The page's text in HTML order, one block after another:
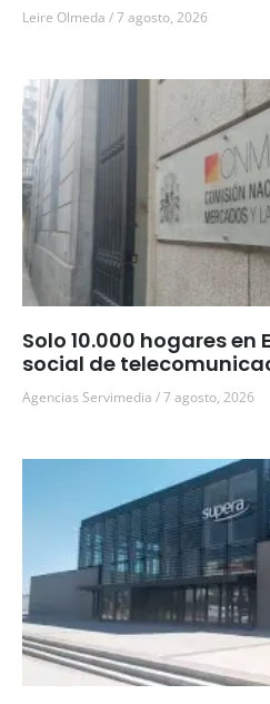
Leire Olmeda 7 agosto, 2026
Solo 10.000 hogares
social de
Agencias Servimedia 7 agosto, 2026